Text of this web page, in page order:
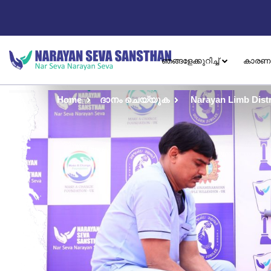
ഞങ്ങളേക്കുറിച്ച്
Home ദാനം ചെയ്യുക Narayan Limb